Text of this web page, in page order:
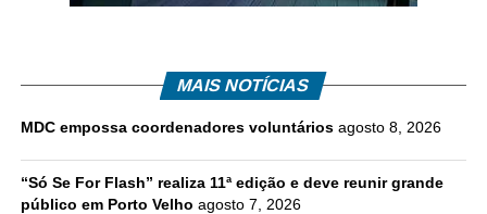
MAIS NOTÍCIAS
MDC empossa coordenadores voluntários agosto 8, 2026
“Só Se For Flash” realiza 11ª edição e deve reunir grande
público em Porto Velho agosto 7, 2026